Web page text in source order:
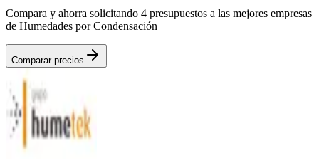
Compara y ahorra solicitando 4 presupuestos a las mejores empresas
de Humedades por Condensación
Comparar precios